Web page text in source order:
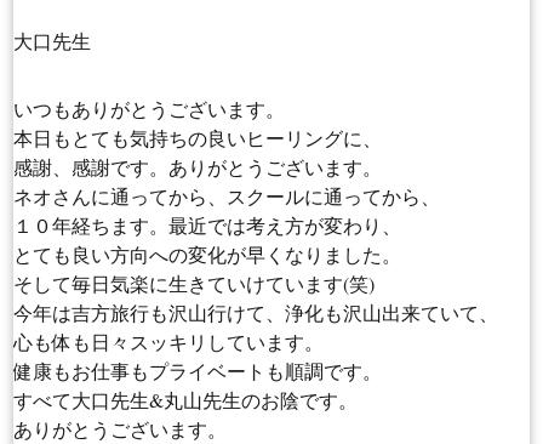
大口先生
いつもありがとうございます。
本日もとても気持ちの良いヒーリングに、
感謝、感謝です。ありがとうございます。
ネオさんに通ってから、スクールに通ってから、
１０年経ちます。最近では考え方が変わり、
とても良い方向への変化が早くなりました。
そして毎日気楽に生きていけています(笑)
今年は吉方旅行も沢山行けて、浄化も沢山出来ていて、
心も体も日々スッキリしています。
健康もお仕事もプライベートも順調です。
すべて大口先生&丸山先生のお陰です。
ありがとうございます。